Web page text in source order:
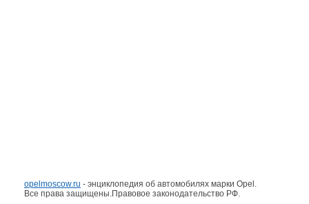
opelmoscow.ru - энциклопедия об автомобилях марки Opel.
Все права защищены.Правовое законодательство РФ.